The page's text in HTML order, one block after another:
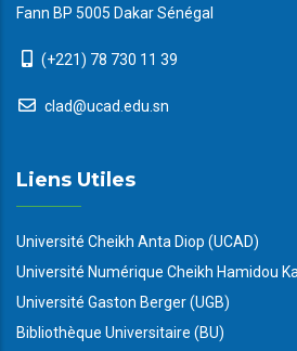
Fann BP 5005 Dakar Sénégal
(+221) 78 730 11 39
clad@ucad.edu.sn
Liens Utiles
Université Cheikh Anta Diop (UCAD)
Université Numérique Cheikh Hamidou
Université Gaston Berger (UGB)
Bibliothèque Universitaire (BU)